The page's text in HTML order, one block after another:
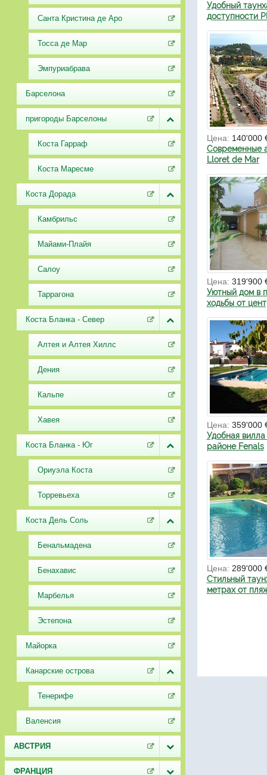
Санта Кристина де Аро
Тосса де Мар
Эмпуриабрава
Барселона
пригороды Барселоны
Коста Гарраф
Коста Маресме
Коста Дорада
Камбрильс
Майами-Плайя
Салоу
Таррагона
Коста Бланка - Север
Алтея и Алтея Хиллс
Дения
Кальпе
Хавея
Коста Бланка - Юг
Ориуэла Коста
Торревьеха
Коста Дель Соль
Бенальмадена
Бенахавис
Марбелья
Эстепона
Майорка
Канарские острова
Тенерифе
Валенсия
АВСТРИЯ
ФРАНЦИЯ
Удобный
доступности
Цена: 140'000
Современные
Lloret de Mar
Цена: 319'900
Уютный дом в
ходьбы от
Цена: 359'000
Удобная
районе Fenals
Цена: 289'000
Стильный
метрах от